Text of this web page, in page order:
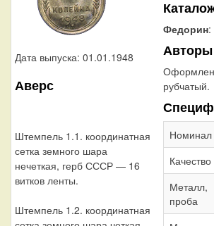
Дата выпуска: 01.01.1948
Аверс
Штемпель 1.1. координатная
сетка земного шара
нечеткая, герб СССР — 16
витков ленты.
Штемпель 1.2. координатная
Федорин
Авторы
рубчатый.
Номинал
Качество
Металл,
проба